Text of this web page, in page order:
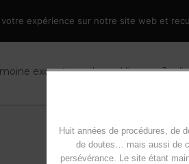
exceptionnel Vivre au
Huit années de procédures, de
de doutes… mais aussi de
persévérance. Le site étant
expérience sur notre site web et